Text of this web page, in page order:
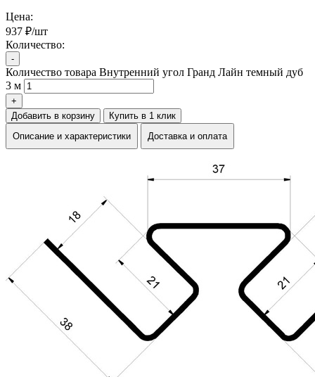
Цена:
937 ₽/шт
Количество:
-
Количество товара Внутренний угол Гранд Лайн темный дуб
3 м
+
Добавить в корзину
Купить в 1 клик
Описание и характеристики
Доставка и оплата